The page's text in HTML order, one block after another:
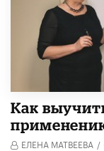
Как
ЕЛЕНА МАТВЕЕВА /